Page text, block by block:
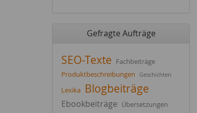
Gefragte Aufträge
SEO-Texte Fachbeiträge
Produktbeschreibungen
Geschichten
Lexika Blogbeiträge
Ebookbeiträge Übersetzungen